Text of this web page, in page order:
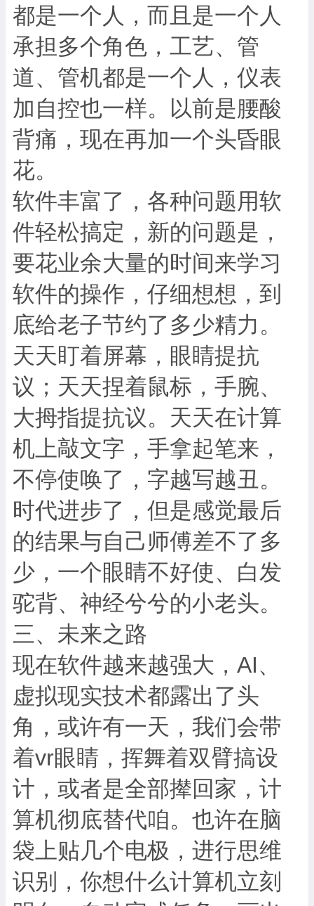
都是一个人，而且是一个人
承担多个角色，工艺、管
道、管机都是一个人，仪表
加自控也一样。以前是腰酸
背痛，现在再加一个头昏眼
花。
软件丰富了，各种问题用软
件轻松搞定，新的问题是，
要花业余大量的时间来学习
软件的操作，仔细想想，到
底给老子节约了多少精力。
天天盯着屏幕，眼睛提抗
议；天天捏着鼠标，手腕、
大拇指提抗议。天天在计算
机上敲文字，手拿起笔来，
不停使唤了，字越写越丑。
时代进步了，但是感觉最后
的结果与自己师傅差不了多
少，一个眼睛不好使、白发
驼背、神经兮兮的小老头。
三、未来之路
现在软件越来越强大，AI、
虚拟现实技术都露出了头
角，或许有一天，我们会带
着vr眼睛，挥舞着双臂搞设
计，或者是全部撵回家，计
算机彻底替代咱。也许在脑
袋上贴几个电极，进行思维
识别，你想什么计算机立刻